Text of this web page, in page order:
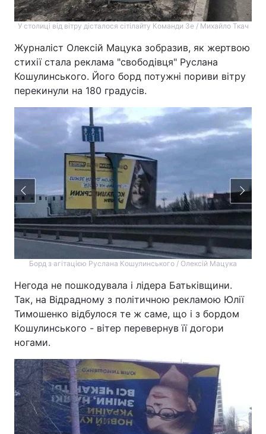
У столиці від вітру дісталося сітілайту Команди Зе / Михайло Ткач
Журналіст Олексій Мацука зобразив, як жертвою
стихії стала реклама "свободівця" Руслана
Кошулинського. Його борд потужні пориви вітру
перекинули на 180 градусів.
Борд з агітацією Руслана Кошулинського / Олексій Мацука
Негода не пошкодувала і лідера Батьківщини.
Так, на Відрадному з політичною рекламою Юлії
Тимошенко відбулося те ж саме, що і з бордом
Кошулинського - вітер перевернув її догори
ногами.